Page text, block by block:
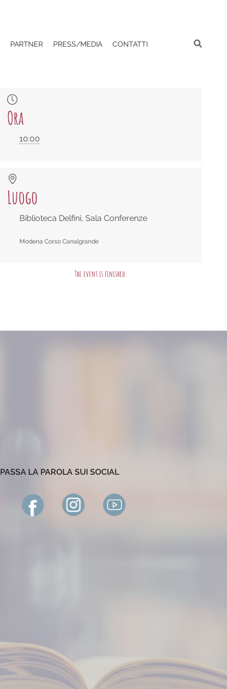
PARTNER PRESS/MEDIA CONTATTI
Ora
10:00
Luogo
Biblioteca Delfini, Sala Conferenze
Modena Corso Canalgrande
The event is finished.
PASSA LA PAROLA SUI SOCIAL